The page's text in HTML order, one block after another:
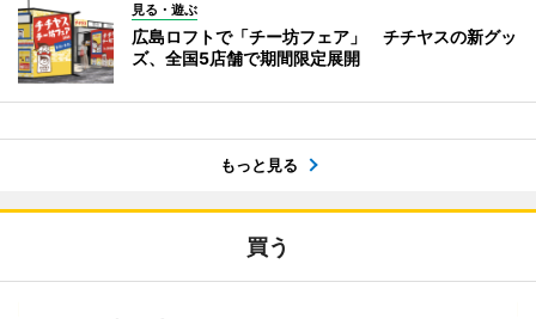
見る・遊ぶ
広島ロフトで「チー坊フェア」 チチヤスの新グッ
ズ、全国5店舗で期間限定展開
もっと見る
買う